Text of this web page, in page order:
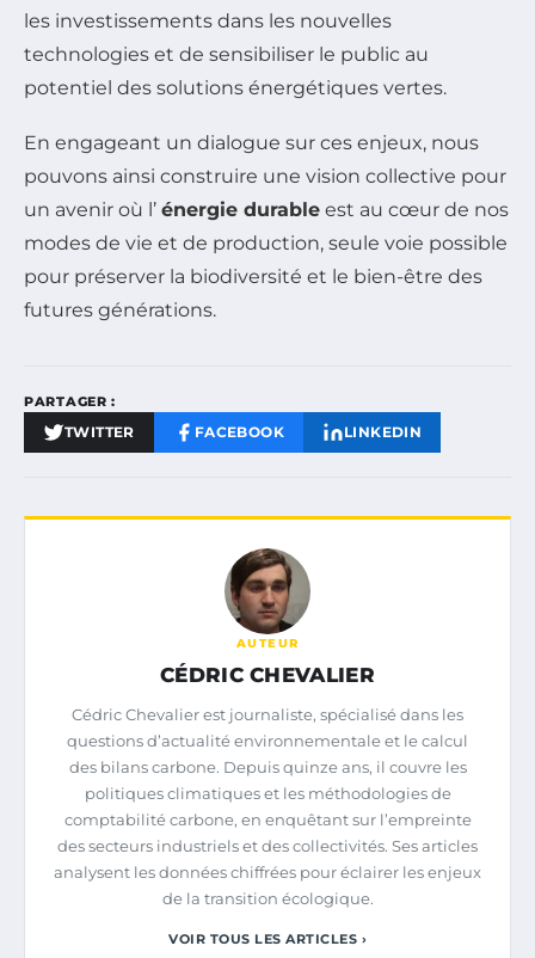
les investissements dans les nouvelles
technologies et de sensibiliser le public au
potentiel des solutions énergétiques vertes.
En engageant un dialogue sur ces enjeux, nous
pouvons ainsi construire une vision collective pour
un avenir où l’ énergie durable est au cœur de nos
modes de vie et de production, seule voie possible
pour préserver la biodiversité et le bien-être des
futures générations.
PARTAGER :
TWITTER FACEBOOK LINKEDIN
AUTEUR
CÉDRIC CHEVALIER
Cédric Chevalier est journaliste, spécialisé dans les
questions d’actualité environnementale et le calcul
des bilans carbone. Depuis quinze ans, il couvre les
politiques climatiques et les méthodologies de
comptabilité carbone, en enquêtant sur l’empreinte
des secteurs industriels et des collectivités. Ses articles
analysent les données chiffrées pour éclairer les enjeux
de la transition écologique.
VOIR TOUS LES ARTICLES ›